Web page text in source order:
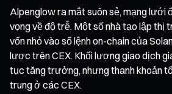
Alpenglow ra mắt suôn sẻ, mạng lưới
vọng về độ trễ. Một số nhà tạo lập thị
vốn nhỏ vào sổ lệnh on-chain của
lược trên CEX. Khối lượng giao dịch
tục tăng trưởng, nhưng thanh khoản
trung ở các CEX.